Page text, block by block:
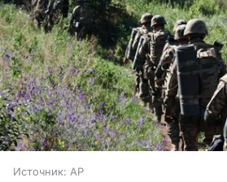
Источник: AP